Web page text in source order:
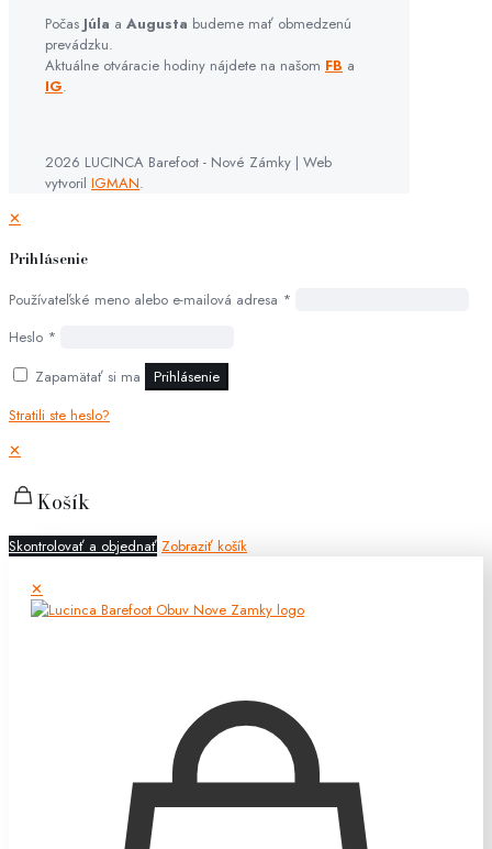
Počas Júla a Augusta budeme mať obmedzenú
prevádzku.
Aktuálne otváracie hodiny nájdete na našom FB a
IG.
2026 LUCINCA Barefoot - Nové Zámky | Web
vytvoril IGMAN.
✕
Prihlásenie
Používateľské meno alebo e-mailová adresa *
Heslo *
Zapamätať si ma
Prihlásenie
Stratili ste heslo?
✕
Košík
Skontrolovať a objednať Zobraziť košík
✕